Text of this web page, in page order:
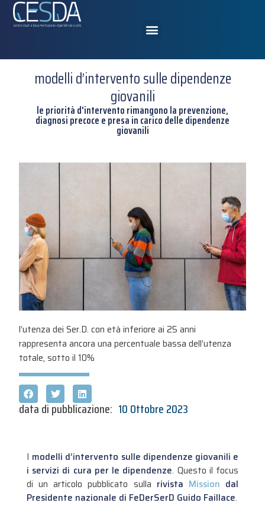
modelli d’intervento sulle dipendenze
giovanili
le priorità d'intervento rimangono la prevenzione,
diagnosi precoce e presa in carico delle dipendenze
giovanili
l’utenza dei Ser.D. con età inferiore ai 25 anni
rappresenta ancora una percentuale bassa dell’utenza
totale, sotto il 10%
data di pubblicazione: 10 Ottobre 2023
I modelli d’intervento sulle dipendenze giovanili e
i servizi di cura per le dipendenze. Questo il focus
di un articolo pubblicato sulla rivista Mission dal
Presidente nazionale di FeDerSerD Guido Faillace.